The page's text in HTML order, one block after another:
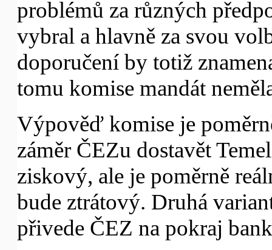
problémů za různých
vybral a hlavně za svou
doporučení by totiž
tomu komise mandát
Výpověď komise je
záměr ČEZu dostavět
ziskový, ale je poměrně
bude ztrátový. Druhá
přivede ČEZ na pokraj